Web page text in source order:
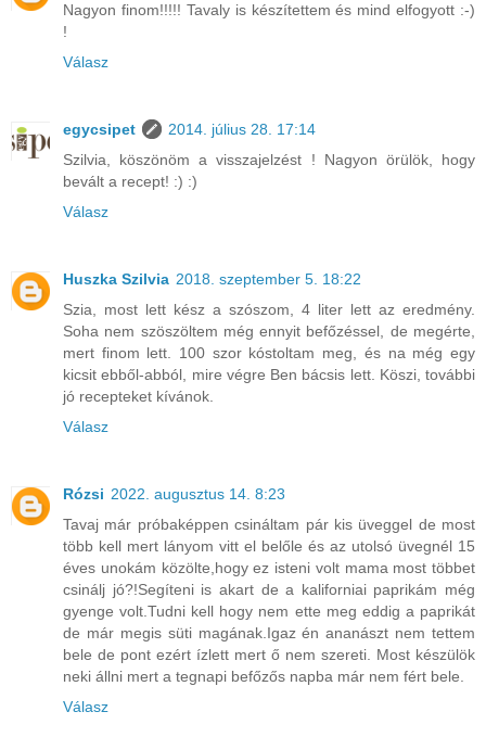
Nagyon finom!!!!! Tavaly is készítettem és mind elfogyott :-)
!
Válasz
egycsipet
2014. július 28. 17:14
Szilvia, köszönöm a visszajelzést ! Nagyon örülök, hogy
bevált a recept! :) :)
Válasz
Huszka Szilvia 2018. szeptember 5. 18:22
Szia, most lett kész a szószom, 4 liter lett az eredmény.
Soha nem szöszöltem még ennyit befőzéssel, de megérte,
mert finom lett. 100 szor kóstoltam meg, és na még egy
kicsit ebből-abból, mire végre Ben bácsis lett. Köszi, további
jó recepteket kívánok.
Válasz
Rózsi 2022. augusztus 14. 8:23
Tavaj már próbaképpen csináltam pár kis üveggel de most
több kell mert lányom vitt el belőle és az utolsó üvegnél 15
éves unokám közölte,hogy ez isteni volt mama most többet
csinálj jó?!Segíteni is akart de a kaliforniai paprikám még
gyenge volt.Tudni kell hogy nem ette meg eddig a paprikát
de már megis süti magának.Igaz én ananászt nem tettem
bele de pont ezért ízlett mert ő nem szereti. Most készülök
neki állni mert a tegnapi befőzős napba már nem fért bele.
Válasz